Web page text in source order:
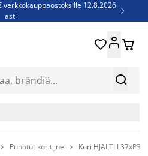
verkkokauppaostoksille 12.8.2026
asti

- Säästä jopa 60% 
 
 Punotut korit jne  Kori HJALTI